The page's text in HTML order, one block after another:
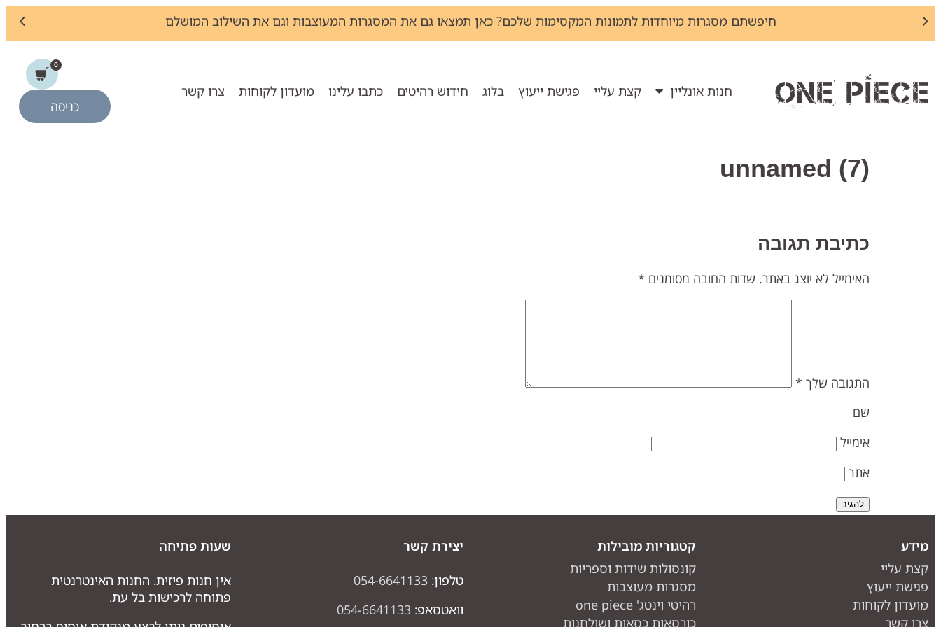
חיפשתם מסגרות מיוחדות לתמונות המקסימות שלכם? כאן תמצאו גם את המסגרות המעוצבות וגם את השילוב המושלם
חנות אונליין קצת עליי פגישת ייעוץ בלוג חידוש רהיטים כתבו עלינו מועדון לקוחות צרו קשר
0
כניסה
unnamed (7)
כתיבת תגובה
האימייל לא יוצג באתר. שדות החובה מסומנים *
התגובה שלך *
שם
אימייל
אתר
מידע
קצת עליי
פגישת ייעוץ
מועדון לקוחות
צרו קשר
קטגוריות מובילות
קונסולות שידות וספריות
מסגרות מעוצבות
רהיטי וינטג' one piece
כורסאות כסאות ושולחנות
יצירת קשר
טלפון: 054-6641133
וואטסאפ: 054-6641133
שעות פתיחה
אין חנות פיזית. החנות האינטרנטית
פתוחה לרכישות בל עת.